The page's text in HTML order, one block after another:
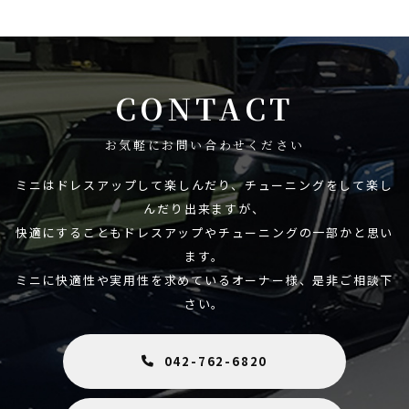
CONTACT
お気軽にお問い合わせください
ミニはドレスアップして楽しんだり、チューニングをして楽し
んだり出来ますが、
快適にすることもドレスアップやチューニングの一部かと思い
ます。
ミニに快適性や実用性を求めているオーナー様、是非ご相談下
さい。
042-762-6820